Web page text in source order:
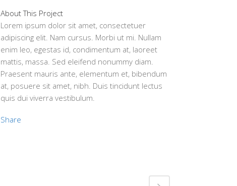
About This Project
Lorem ipsum dolor sit amet, consectetuer
adipiscing elit. Nam cursus. Morbi ut mi. Nullam
enim leo, egestas id, condimentum at, laoreet
mattis, massa. Sed eleifend nonummy diam.
Praesent mauris ante, elementum et, bibendum
at, posuere sit amet, nibh. Duis tincidunt lectus
quis dui viverra vestibulum.
Share